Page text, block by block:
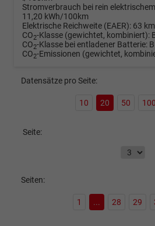
Stromverbrauch bei rein
11,20 kWh/100km
Elektrische Reichweite (EAER): 63 km
CO2-Klasse (gewichtet, kombiniert):
CO2-Klasse bei entladener Batterie: B
CO2-Emissionen (gewichtet,
Datensätze pro Seite:
10 20 50 100
Seite:
Seiten:
1 ... 28 29